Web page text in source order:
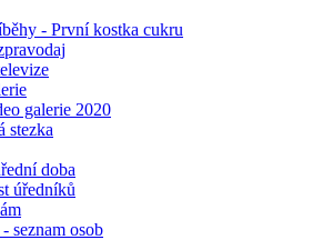
- První kostka cukru
galerie 2020
stezka
doba
úředníků
seznam osob